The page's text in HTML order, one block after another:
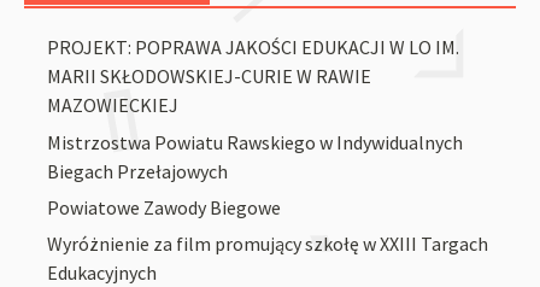
PROJEKT: POPRAWA JAKOŚCI EDUKACJI W LO IM.
MARII SKŁODOWSKIEJ-CURIE W RAWIE
MAZOWIECKIEJ
Mistrzostwa Powiatu Rawskiego w Indywidualnych
Biegach Przełajowych
Powiatowe Zawody Biegowe
Wyróżnienie za film promujący szkołę w XXIII Targach
Edukacyjnych